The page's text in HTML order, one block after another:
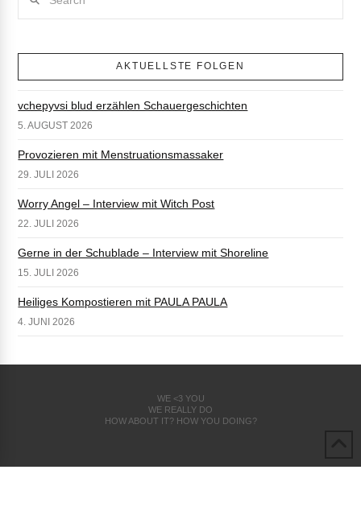
AKTUELLSTE FOLGEN
vchepyvsi blud erzählen Schauergeschichten
5. AUGUST 2026
Provozieren mit Menstruationsmassaker
29. JULI 2026
Worry Angel – Interview mit Witch Post
22. JULI 2026
Gerne in der Schublade – Interview mit Shoreline
15. JULI 2026
Heiliges Kompostieren mit PAULA PAULA
4. JUNI 2026
WE <3 YOU
WE REALLY DO
HOW ABOUT IT? HOW YOU DOING?